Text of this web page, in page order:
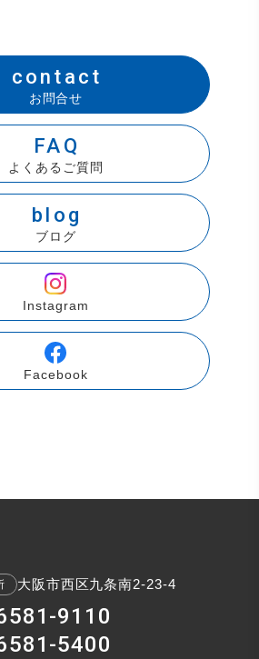
contact
お問合せ
FAQ
よくあるご質問
blog
ブログ
Instagram
Facebook
大阪市西区九条南2-23-4
9110
5400